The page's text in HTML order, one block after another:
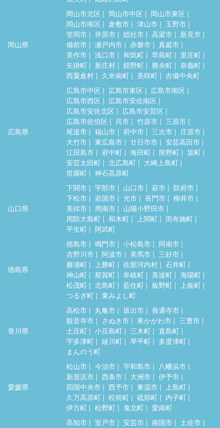
岡山県
岡山市北区 岡山市中区
岡山市東区
岡山市南区
倉敷市 津山市
玉野市
笠岡市
井原市 総社市 高梁市
新見市
備前市
瀬戸内市 赤磐市
真庭市
美作市
浅口市 和気町 早島町
里庄町
矢掛町
新庄村 鏡野町 勝央町
奈義町
西粟倉村
久米南町 美咲町 吉備中央町
広島県
広島市中区 広島市東区
広島市南区
広島市西区
広島市安佐南区
広島市安佐北区
広島市安芸区
広島市佐伯区
呉市 竹原市
三原市
尾道市
福山市 府中市 三次市
庄原市
大竹市
東広島市 廿日市市
安芸高田市
江田島市
府中町 海田町 熊野町
坂町
安芸太田町
北広島町
大崎上島町
世羅町
神石高原町
山口県
下関市 宇部市 山口市 萩市
防府市
下松市
岩国市 光市 長門市
柳井市
美祢市
周南市
山陽小野田市
周防大島町
和木町 上関町
田布施町
平生町
阿武町
徳島県
徳島市 鳴門市 小松島市
阿南市
吉野川市
阿波市 美馬市
三好市
勝浦町
上勝町 佐那河内村
石井町
神山町
那賀町 牟岐町 美波町
海陽町
松茂町
北島町 藍住町 板野町
上板町
つるぎ町
東みよし町
香川県
高松市 丸亀市 坂出市
善通寺市
観音寺市
さぬき市 東かがわ市
三豊市
土庄町
小豆島町 三木町
直島町
宇多津町
綾川町 琴平町
多度津町
まんのう町
愛媛県
松山市 今治市 宇和島市
八幡浜市
新居浜市
西条市 大洲市
伊予市
四国中央市
西予市 東温市
上島町
久万高原町
松前町 砥部町
内子町
伊方町
松野町 鬼北町 愛南町
高知市 室戸市 安芸市 南国市
土佐市